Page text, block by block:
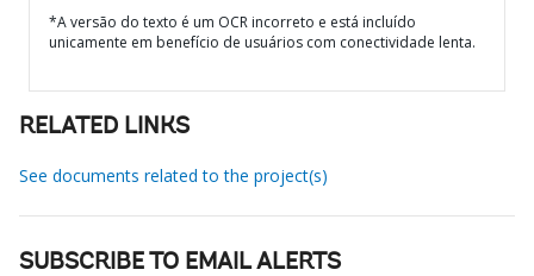
*A versão do texto é um OCR incorreto e está incluído
unicamente em benefício de usuários com conectividade lenta.
RELATED LINKS
See documents related to the project(s)
SUBSCRIBE TO EMAIL ALERTS